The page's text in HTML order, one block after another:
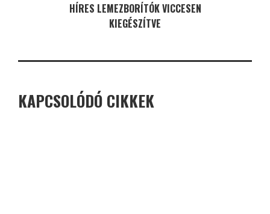
HÍRES LEMEZBORÍTÓK VICCESEN
KIEGÉSZÍTVE
KAPCSOLÓDÓ CIKKEK